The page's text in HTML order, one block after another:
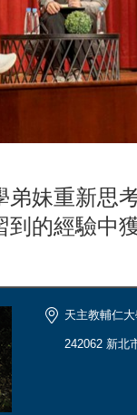
弟妹重新思
的經驗中
天主教輔仁
242062 新北